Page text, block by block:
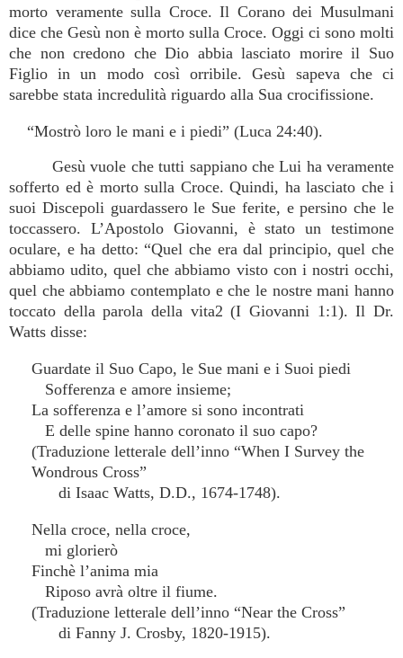
morto veramente sulla Croce. Il Corano dei Musulmani
dice che Gesù non è morto sulla Croce. Oggi ci sono molti
che non credono che Dio abbia lasciato morire il Suo
Figlio in un modo così orribile. Gesù sapeva che ci
sarebbe stata incredulità riguardo alla Sua crocifissione.
“Mostrò loro le mani e i piedi” (Luca 24:40).
Gesù vuole che tutti sappiano che Lui ha veramente
sofferto ed è morto sulla Croce. Quindi, ha lasciato che i
suoi Discepoli guardassero le Sue ferite, e persino che le
toccassero. L’Apostolo Giovanni, è stato un testimone
oculare, e ha detto: “Quel che era dal principio, quel che
abbiamo udito, quel che abbiamo visto con i nostri occhi,
quel che abbiamo contemplato e che le nostre mani hanno
toccato della parola della vita2 (I Giovanni 1:1). Il Dr.
Watts disse:
Guardate il Suo Capo, le Sue mani e i Suoi piedi
Sofferenza e amore insieme;
La sofferenza e l’amore si sono incontrati
E delle spine hanno coronato il suo capo?
(Traduzione letterale dell’inno “When I Survey the
Wondrous Cross”
di Isaac Watts, D.D., 1674-1748).
Nella croce, nella croce,
mi glorierò
Finchè l’anima mia
Riposo avrà oltre il fiume.
(Traduzione letterale dell’inno “Near the Cross”
di Fanny J. Crosby, 1820-1915).